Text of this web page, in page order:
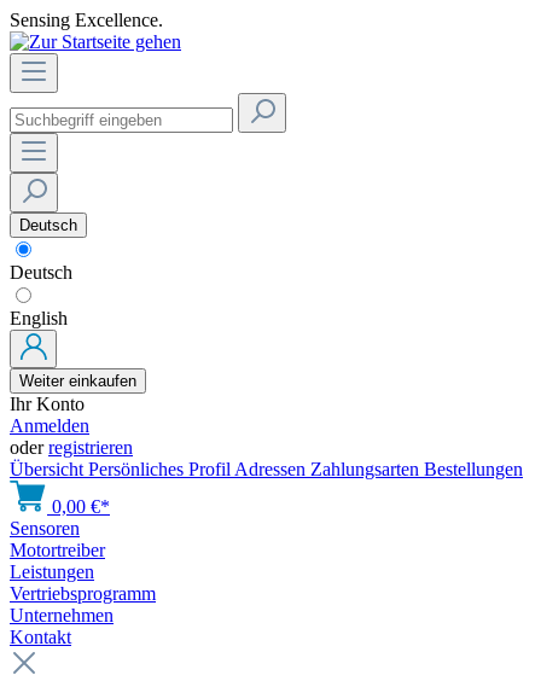
Sensing Excellence.
Deutsch
Deutsch
English
Weiter einkaufen
Ihr Konto
Anmelden
oderregistrieren
Übersicht Persönliches Profil Adressen Zahlungsarten Bestellungen
0,00 €*
Sensoren
Motortreiber
Leistungen
Vertriebsprogramm
Unternehmen
Kontakt